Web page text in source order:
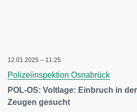
12.01.2025 – 11:25
Polizeiinspektion Osnabrück
POL-OS: Voltlage: Einbruch in
Zeugen gesucht